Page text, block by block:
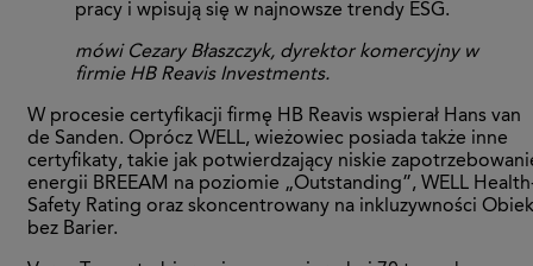
pracy i wpisują się w najnowsze trendy ESG.
mówi Cezary Błaszczyk, dyrektor komercyjny w
firmie HB Reavis Investments.
W procesie certyfikacji firmę HB Reavis wspierał Hans van
de Sanden. Oprócz WELL, wieżowiec posiada także inne
certyfikaty, takie jak potwierdzający niskie
energii BREEAM na poziomie „Outstanding”, WELL
Safety Rating oraz skoncentrowany na inkluzywności
bez Barier.